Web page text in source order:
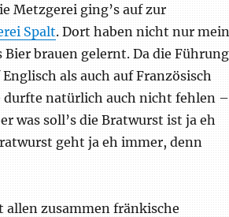
Metzgerei ging’s auf zur
Spalt. Dort haben nicht nur
Bier brauen gelernt. Da die Führung
als auch auf Französisch
durfte natürlich auch nicht fehlen –
was soll’s die Bratwurst ist ja eh
geht ja eh immer, denn
allen zusammen fränkische